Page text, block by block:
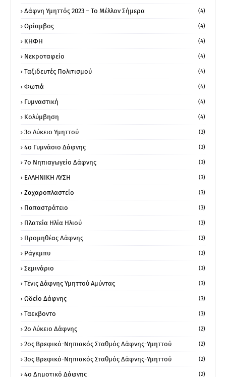
Δάφνη Υμηττός 2023 – Το Μέλλον Σήμερα (4)
Θρίαμβος (4)
ΚΗΦΗ (4)
Νεκροταφείο (4)
Ταξιδευτές Πολιτισμού (4)
Φωτιά (4)
Γυμναστική (4)
Κολύμβηση (4)
3ο Λύκειο Υμηττού (3)
4ο Γυμνάσιο Δάφνης (3)
7ο Νηπιαγωγείο Δάφνης (3)
ΕΛΛΗΝΙΚΗ ΛΥΣΗ (3)
Ζαχαροπλαστείο (3)
Παπαστράτειο (3)
Πλατεία Ηλία Ηλιού (3)
Προμηθέας Δάφνης (3)
Ράγκμπυ (3)
Σεμινάριο (3)
Τένις Δάφνης Υμηττού Αμύντας (3)
Ωδείο Δάφνης (3)
Ταεκβοντο (3)
2ο Λύκειο Δάφνης (2)
2ος Βρεφικό-Νηπιακός Σταθμός Δάφνης-Υμηττού (2)
3ος Βρεφικό-Νηπιακός Σταθμός Δάφνης-Υμηττού (2)
4ο Δημοτικό Δάφνης (2)